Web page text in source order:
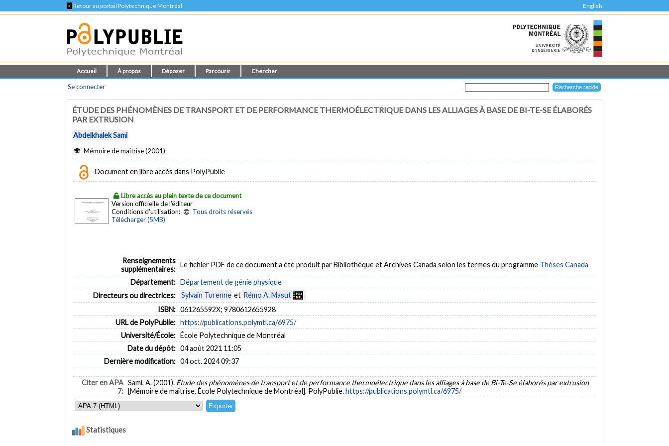
< Retour au portail Polytechnique Montréal English
Accueil À propos Déposer Parcourir Chercher
Se connecter
ÉTUDE DES PHÉNOMÈNES DE TRANSPORT ET DE PERFORMANCE THERMOÉLECTRIQUE DANS LES ALLIAGES À BASE DE BI-TE-SE ÉLABORÉS
PAR EXTRUSION
Abdelkhalek Sami
Mémoire de maîtrise (2001)
Document en libre accès dans PolyPublie
Libre accès au plein texte de ce document
Version officielle de l'éditeur
Conditions d'utilisation:
Tous droits réservés
Télécharger (5MB)
Renseignements
supplémentaires:
Le fichier PDF de ce document a été produit par Bibliothèque et Archives Canada selon les termes du programme Thèses Canada
Département: Département de génie physique
Directeurs ou directrices:
Sylvain Turenne et Rémo A. Masut
ISBN: 061265592X; 9780612655928
URL de PolyPublie: https://publications.polymtl.ca/6975/
Université/École: École Polytechnique de Montréal
Date du dépôt: 04 août 2021 11:05
Dernière modification: 04 oct. 2024 09:37
Citer en APA
7:
Sami, A. (2001). Étude des phénomènes de transport et de performance thermoélectrique dans les alliages à base de Bi-Te-Se élaborés par extrusion
[Mémoire de maîtrise, École Polytechnique de Montréal]. PolyPublie.https://publications.polymtl.ca/6975/
Statistiques